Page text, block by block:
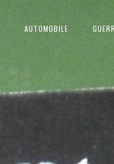
AUTOMOBILE